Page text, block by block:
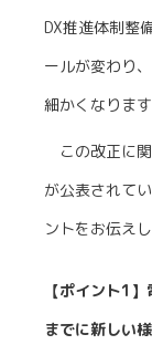
DX推進体制整
ールが変わり
細かくなります
この改正に関
が公表されて
ントをお伝えし
【ポイント1
までに新しい